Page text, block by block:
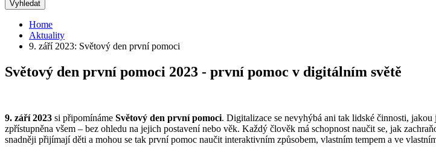
Home
Aktuality
9. září 2023: Světový den první pomoci
Světový den první pomoci 2023 - první pomoc v digitálním světě
9. září 2023 si připomínáme Světový den první pomoci. Digitalizace se nevyhýbá ani tak lidské činnosti,
zpřístupněna všem – bez ohledu na jejich postavení nebo věk. Každý člověk má schopnost naučit se, jak
snadněji přijímají děti a mohou se tak první pomoc naučit interaktivním způsobem, vlastním tempem a ve